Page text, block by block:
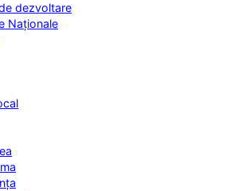
dezvoltare
Naționale